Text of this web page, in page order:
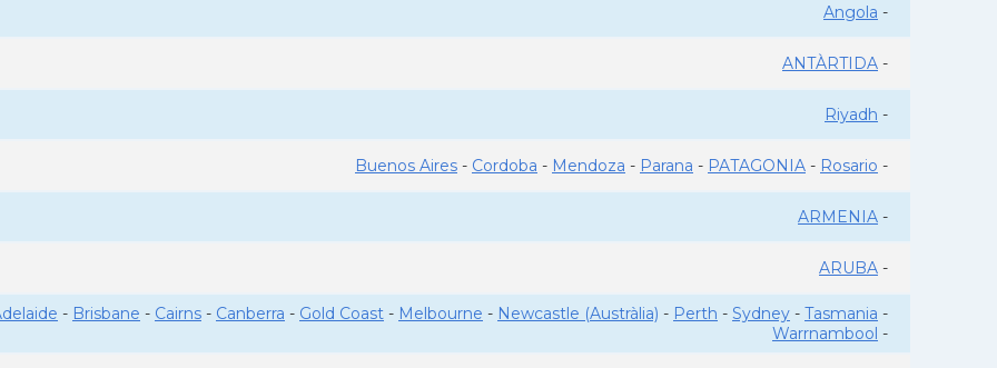
Angola -
ANTÀRTIDA -
Riyadh -
Buenos Aires - Cordoba - Mendoza - Parana - PATAGONIA - Rosario -
ARMENIA -
ARUBA -
- Brisbane - Cairns - Canberra - Gold Coast - Melbourne - Newcastle (Austràlia) - Perth - Sydney - Tasmania -
Warrnambool -